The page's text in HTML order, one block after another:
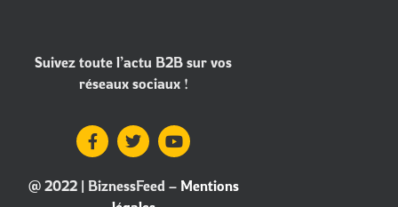
Suivez toute l’actu B2B sur vos
réseaux sociaux !
@ 2022 | BiznessFeed – Mentions